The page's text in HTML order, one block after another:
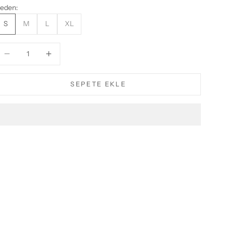
S
M L XL
SEPETE EKLE